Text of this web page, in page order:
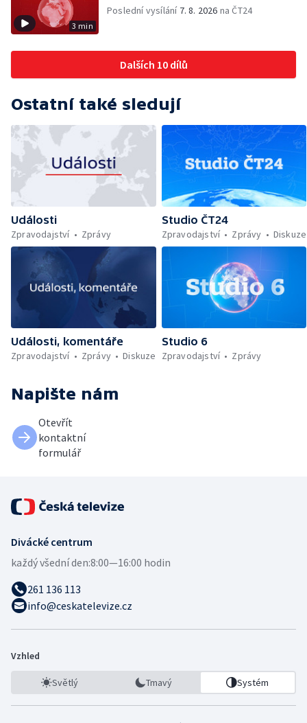
3 min
Poslední vysílání 7. 8. 2026 na ČT24
Dalších 10 dílů
Ostatní také sledují
Události
Zpravodajství
Zprávy
Studio ČT24
Zpravodajství
Zprávy Diskuze
Události, komentáře
Zpravodajství
Zprávy Diskuze
Studio 6
Zpravodajství
Zprávy
Napište nám
Otevřít
kontaktní
formulář
Divácké centrum
každý všední den:8:00—16:00 hodin
261 136 113
info@ceskatelevize.cz
Vzhled
Světlý Tmavý Systém